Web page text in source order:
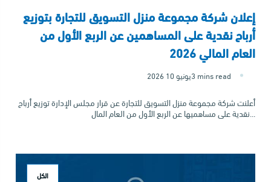
إعلان شركة مجموعة منزل التسويق للتجارة بتوزيع
أرباح نقدية على المساهمين عن الربع الأول من
العام المالي 2026
2026 يونيو 103 mins read
أعلنت شركة مجموعة منزل التسويق للتجارة عن قرار مجلس الإدارة توزيع أرباح
الكل